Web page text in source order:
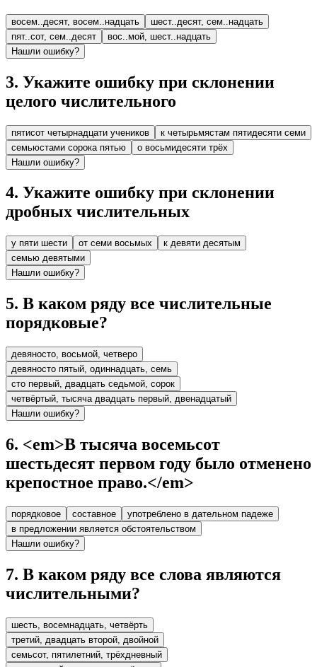
восем..десят, восем..надцать
шест..десят, сем..надцать
пят..сот, сем..десят
вос..мой, шест..надцать
Нашли ошибку?
3. Укажите ошибку при склонении
целого числительного
пятисот четырнадцати учеников
к четырьмястам пятидесяти семи
семьюстами сорока пятью
о восьмидесяти трёх
Нашли ошибку?
4. Укажите ошибку при склонении
дробных числительных
у пяти шести от семи восьмых
к девяти десятым
семью девятыми
Нашли ошибку?
5. В каком ряду все числительные
порядковые?
девяносто, восьмой, четверо
девяносто пятый, одиннадцать, семь
сто первый, двадцать седьмой, сорок
четвёртый, тысяча двадцать первый, двенадцатый
Нашли ошибку?
6. <em>В тысяча восемьсот
шестьдесят первом году было отменено
крепостное право.</em>
порядковое составное
употреблено в дательном падеже
в предложении является обстоятельством
Нашли ошибку?
7. В каком ряду все слова являются
числительными?
шесть, восемнадцать, четвёрть
третий, двадцать второй, двойной
семьсот, пятилетний, трёхдневный